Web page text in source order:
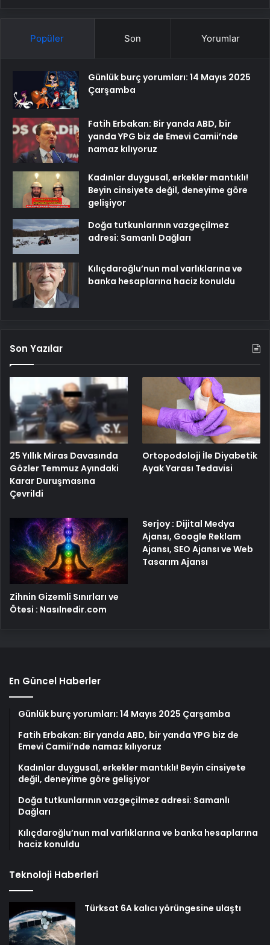
Popüler Son Yorumlar
Günlük burç yorumları: 14 Mayıs 2025
Çarşamba
Fatih Erbakan: Bir yanda ABD, bir
yanda YPG biz de Emevi Camii’nde
namaz kılıyoruz
Kadınlar duygusal, erkekler mantıklı!
Beyin cinsiyete değil, deneyime göre
gelişiyor
Doğa tutkunlarının vazgeçilmez
adresi: Samanlı Dağları
Kılıçdaroğlu’nun mal varlıklarına ve
banka hesaplarına haciz konuldu
Son Yazılar
25 Yıllık Miras Davasında
Gözler Temmuz Ayındaki
Karar Duruşmasına
Çevrildi
Ortopodoloji İle Diyabetik
Ayak Yarası Tedavisi
Zihnin Gizemli Sınırları ve
Ötesi : Nasılnedir.com
Serjoy : Dijital Medya
Ajansı, Google Reklam
Ajansı, SEO Ajansı ve Web
Tasarım Ajansı
En Güncel Haberler
Günlük burç yorumları: 14 Mayıs 2025 Çarşamba
Fatih Erbakan: Bir yanda ABD, bir yanda YPG biz de
Emevi Camii’nde namaz kılıyoruz
Kadınlar duygusal, erkekler mantıklı! Beyin cinsiyete
değil, deneyime göre gelişiyor
Doğa tutkunlarının vazgeçilmez adresi: Samanlı
Dağları
Kılıçdaroğlu’nun mal varlıklarına ve banka hesaplarına
haciz konuldu
Teknoloji Haberleri
Türksat 6A kalıcı yörüngesine ulaştı